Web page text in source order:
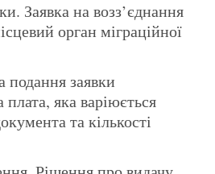
орган міграційної
плата, яка варіюється
та кількості